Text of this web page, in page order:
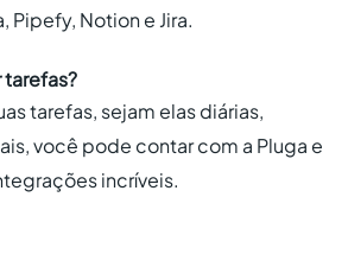
Pipefy, Notion e Jira.
tarefas, sejam elas diárias,
você pode contar com a Pluga e
incríveis.